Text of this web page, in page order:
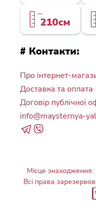
210см
# Контакти:
Про інтернет-
Доставка та оплата
Договір публічної
info@maysternya-
Місце
Всі права